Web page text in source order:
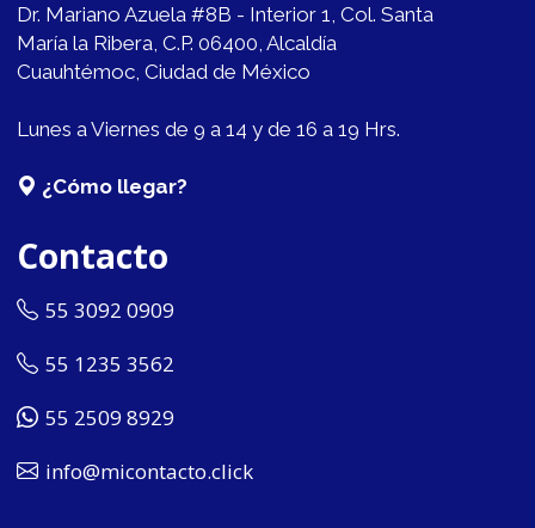
Dr. Mariano Azuela #8B - Interior 1, Col. Santa
María la Ribera, C.P. 06400, Alcaldía
Cuauhtémoc, Ciudad de México
Lunes a Viernes de 9 a 14 y de 16 a 19 Hrs.
¿Cómo llegar?
Contacto
55 3092 0909
55 1235 3562
55 2509 8929
info@micontacto.click